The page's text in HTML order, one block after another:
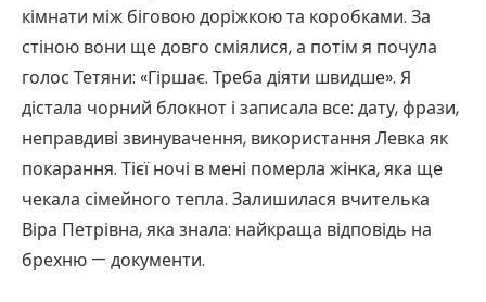
кімнати між біговою доріжкою та коробками. За
стіною вони ще довго сміялися, а потім я почула
голос Тетяни: «Гіршає. Треба діяти швидше». Я
дістала чорний блокнот і записала все: дату, фрази,
неправдиві звинувачення, використання Левка як
покарання. Тієї ночі в мені померла жінка, яка ще
чекала сімейного тепла. Залишилася вчителька
Віра Петрівна, яка знала: найкраща відповідь на
брехню — документи.